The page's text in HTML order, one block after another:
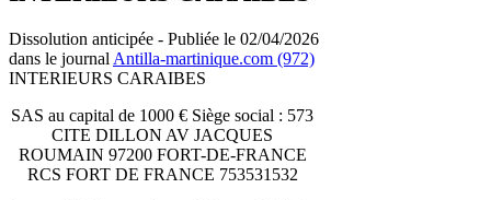
Dissolution anticipée - Publiée le 02/04/2026
dans le journal Antilla-martinique.com (972)
INTERIEURS CARAIBES
SAS au capital de 1000 € Siège social : 573
CITE DILLON AV JACQUES
ROUMAIN 97200 FORT-DE-FRANCE
RCS FORT DE FRANCE 753531532